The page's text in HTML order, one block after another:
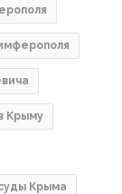
Крыму
Крыма